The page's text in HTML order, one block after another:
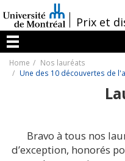
au
contenu
/Prix et
Menu
Home
Nos lauréats
Une des 10 découvertes de
Bravo à tous nos
d’exception, honorés